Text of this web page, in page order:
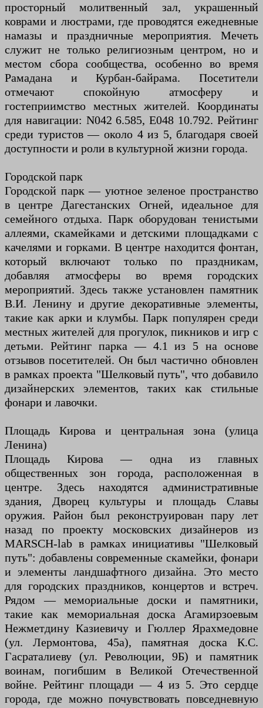
просторный молитвенный зал, украшенный
коврами и люстрами, где проводятся ежедневные
намазы и праздничные мероприятия. Мечеть
служит не только религиозным центром, но и
местом сбора сообщества, особенно во время
Рамадана и Курбан-байрама. Посетители
отмечают спокойную атмосферу и
гостеприимство местных жителей. Координаты
для навигации: N042 6.585, E048 10.792. Рейтинг
среди туристов — около 4 из 5, благодаря своей
доступности и роли в культурной жизни города.
Городской парк
Городской парк — уютное зеленое пространство
в центре Дагестанских Огней, идеальное для
семейного отдыха. Парк оборудован тенистыми
аллеями, скамейками и детскими площадками с
качелями и горками. В центре находится фонтан,
который включают только по праздникам,
добавляя атмосферы во время городских
мероприятий. Здесь также установлен памятник
В.И. Ленину и другие декоративные элементы,
такие как арки и клумбы. Парк популярен среди
местных жителей для прогулок, пикников и игр с
детьми. Рейтинг парка — 4.1 из 5 на основе
отзывов посетителей. Он был частично обновлен
в рамках проекта "Шелковый путь", что добавило
дизайнерских элементов, таких как стильные
фонари и лавочки.
Площадь Кирова и центральная зона (улица
Ленина)
Площадь Кирова — одна из главных
общественных зон города, расположенная в
центре. Здесь находятся административные
здания, Дворец культуры и площадь Славы
оружия. Район был реконструирован пару лет
назад по проекту московских дизайнеров из
MARSCH-lab в рамках инициативы "Шелковый
путь": добавлены современные скамейки, фонари
и элементы ландшафтного дизайна. Это место
для городских праздников, концертов и встреч.
Рядом — мемориальные доски и памятники,
такие как мемориальная доска Агамирзоевым
Нежметдину Казиевичу и Гюллер Ярахмедовне
(ул. Лермонтова, 45а), памятная доска К.С.
Гасраталиеву (ул. Революции, 9Б) и памятник
воинам, погибшим в Великой Отечественной
войне. Рейтинг площади — 4 из 5. Это сердце
города, где можно почувствовать повседневную